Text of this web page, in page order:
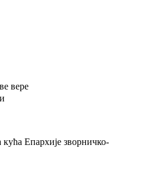
вере
Епархије зворничко-